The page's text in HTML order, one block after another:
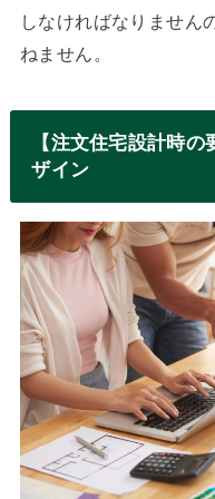
しなければなりません
ねません。
【注文住宅設計時
ザイン